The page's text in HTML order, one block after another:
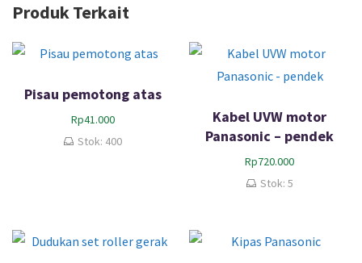
Produk Terkait
Pisau pemotong atas
Rp41.000
Stok: 400
Kabel UVW motor
Panasonic – pendek
Rp720.000
Stok: 5